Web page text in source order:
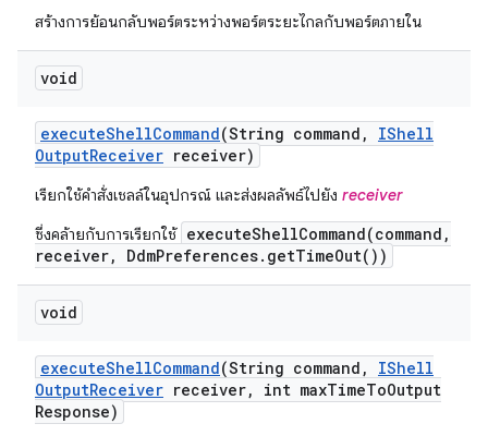
สร้างการย้อนกลับพอร์ตระหว่างพอร์ตระยะไกลกับพอร์ตภายใน
void
executeShellCommand(String command ,
IShell
OutputReceiver receiver)
เรียกใช้คำสั่งเชลล์ในอุปกรณ์ และส่งผลลัพธ์ไปยัง receiver
ซึ่งคล้ายกับการเรียกใช้ executeShellCommand(command,
receiver, DdmPreferences.getTimeOut())
void
executeShellCommand(String command ,
IShell
OutputReceiver receiver, int maxTimeToOutput
Response)